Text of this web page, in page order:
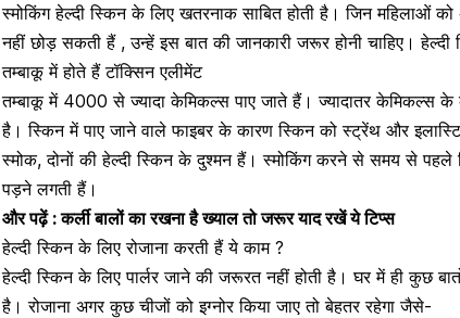
स्मोकिंग हेल्दी स्किन के लिए खतरनाक साबित होती है। जिन महिलाओं को
नहीं छोड़ सकती हैं , उन्हें इस बात की जानकारी जरूर होनी चाहिए।
तम्बाकू में होते हैं टॉक्सिन एलीमेंट
तम्बाकू में 4000 से ज्यादा केमिकल्स पाए जाते हैं। ज्यादातर केमिकल्स
है। स्किन में पाए जाने वाले फाइबर के कारण स्किन को स्ट्रेंथ और
स्मोक, दोनों की हेल्दी स्किन के दुश्मन हैं। स्मोकिंग करने से समय से पहले
पड़ने लगती हैं।
और पढ़ें :कर्ली बालों का रखना है ख्याल तो जरूर याद रखें ये टिप्स
हेल्दी स्किन के लिए रोजाना करती हैं ये काम ?
हेल्दी स्किन के लिए पार्लर जाने की जरूरत नहीं होती है। घर में ही कुछ
है । रोजाना अगर कुछ चीजों को इग्नोर किया जाए तो बेहतर रहेगा जैसे-